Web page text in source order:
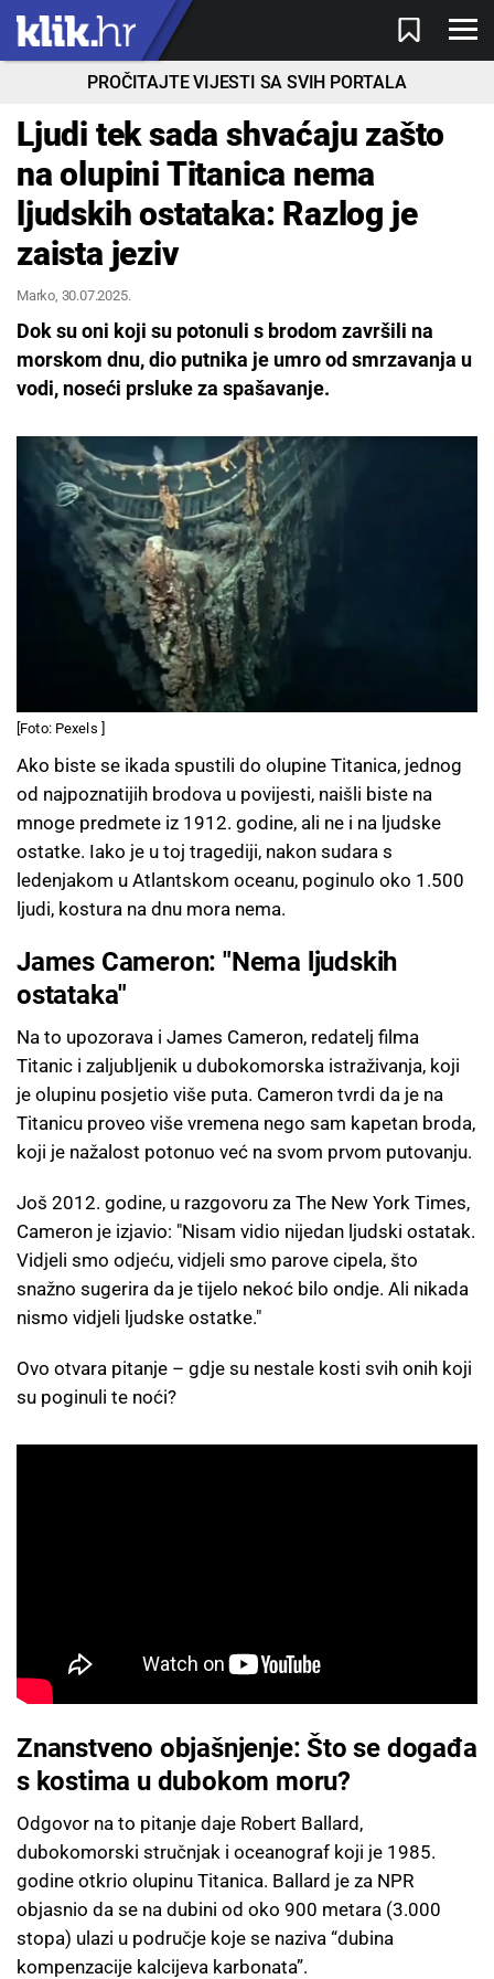
PROČITAJTE VIJESTI SA SVIH PORTALA
Ljudi tek sada shvaćaju zašto
na olupini Titanica nema
ljudskih ostataka: Razlog je
zaista jeziv
Marko, 30.07.2025.
Dok su oni koji su potonuli s brodom završili na
morskom dnu, dio putnika je umro od smrzavanja u
vodi, noseći prsluke za spašavanje.
[Foto: Pexels ]
Ako biste se ikada spustili do olupine Titanica, jednog
od najpoznatijih brodova u povijesti, naišli biste na
mnoge predmete iz 1912. godine, ali ne i na ljudske
ostatke. Iako je u toj tragediji, nakon sudara s
ledenjakom u Atlantskom oceanu, poginulo oko 1.500
ljudi, kostura na dnu mora nema.
James Cameron: "Nema ljudskih
ostataka"
Na to upozorava i James Cameron, redatelj filma
Titanic i zaljubljenik u dubokomorska istraživanja, koji
je olupinu posjetio više puta. Cameron tvrdi da je na
Titanicu proveo više vremena nego sam kapetan broda,
koji je nažalost potonuo već na svom prvom putovanju.
Još 2012. godine, u razgovoru za The New York Times,
Cameron je izjavio: "Nisam vidio nijedan ljudski ostatak.
Vidjeli smo odjeću, vidjeli smo parove cipela, što
snažno sugerira da je tijelo nekoć bilo ondje. Ali nikada
nismo vidjeli ljudske ostatke."
Ovo otvara pitanje – gdje su nestale kosti svih onih koji
su poginuli te noći?
Znanstveno objašnjenje: Što se događa
s kostima u dubokom moru?
Odgovor na to pitanje daje Robert Ballard,
dubokomorski stručnjak i oceanograf koji je 1985.
godine otkrio olupinu Titanica. Ballard je za NPR
objasnio da se na dubini od oko 900 metara (3.000
stopa) ulazi u područje koje se naziva “dubina
kompenzacije kalcijeva karbonata”.